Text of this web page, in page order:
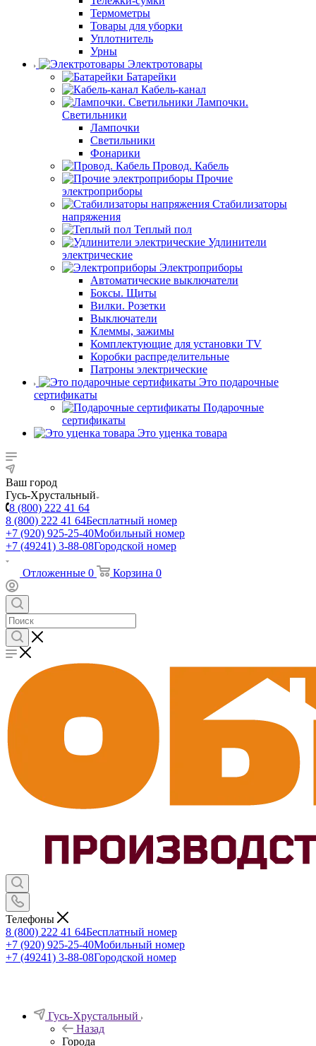
Термометры
Товары для уборки
Уплотнитель
Урны
Электротовары
Батарейки
Кабель-канал
Лампочки.
Светильники
Лампочки
Светильники
Фонарики
Провод. Кабель
Прочие
электроприборы
Стабилизаторы
напряжения
Теплый пол
Удлинители
электрические
Электроприборы
Автоматические выключатели
Боксы. Щиты
Вилки. Розетки
Выключатели
Клеммы, зажимы
Комплектующие для установки TV
Коробки распределительные
Патроны электрические
Это подарочные
сертификаты
Подарочные
сертификаты
Это уценка товара
Ваш город
Гусь-Хрустальный
8 (800) 222 41 64
8 (800) 222 41 64Бесплатный номер
+7 (920) 925-25-40Мобильный номер
+7 (49241) 3-88-08Городской номер
Отложенные 0 Корзина 0
Телефоны
8 (800) 222 41 64Бесплатный номер
+7 (920) 925-25-40Мобильный номер
+7 (49241) 3-88-08Городской номер
Гусь-Хрустальный
Назад
Города